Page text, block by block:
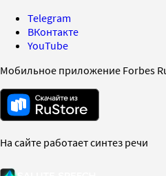
Telegram
ВКонтакте
YouTube
Мобильное приложение Forbes
На сайте работает синтез речи